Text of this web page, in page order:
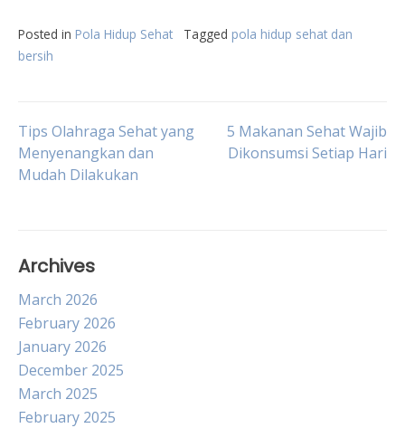
Posted in Pola Hidup Sehat Tagged pola hidup sehat dan
bersih
Post
navigation
Tips Olahraga Sehat yang
Menyenangkan dan
Mudah Dilakukan
5 Makanan Sehat Wajib
Dikonsumsi Setiap Hari
Archives
March 2026
February 2026
January 2026
December 2025
March 2025
February 2025